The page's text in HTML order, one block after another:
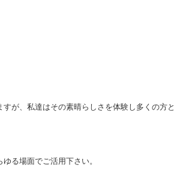
、私達はその素晴らしさを体験し多くの方と
る場面でご活用下さい。